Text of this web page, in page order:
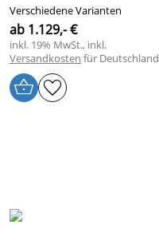
Verschiedene Varianten
ab 1.129,- €
inkl. 19% MwSt., inkl.
Versandkosten für Deutschland